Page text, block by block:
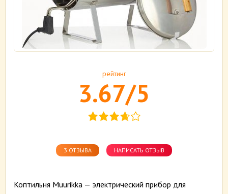
рейтинг
3.67/5
3 ОТЗЫВА НАПИСАТЬ ОТЗЫВ
Коптильня Muurikka — электрический прибор для